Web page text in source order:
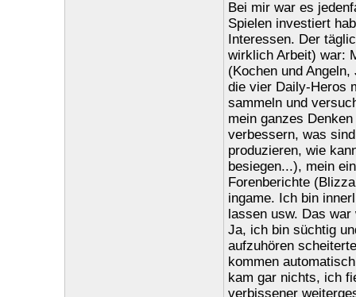
Bei mir war es
Spielen investiert
Interessen. Der
wirklich Arbeit) war:
(Kochen und
die vier Daily-Heros
sammeln und
mein ganzes
verbessern, was
produzieren, wie
besiegen...), mein
Forenberichte
ingame. Ich bin
lassen usw. Das
Ja, ich bin süchtig
aufzuhören
kommen
kam gar nichts, ich
verbissener